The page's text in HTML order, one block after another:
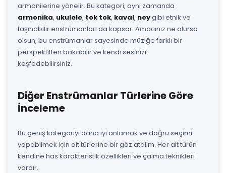
armonilerine yönelir. Bu kategori, aynı zamanda
armonika, ukulele, tok tok, kaval, neygibi etnik ve
taşınabilir enstrümanları da kapsar. Amacınız ne olursa
olsun, bu enstrümanlar sayesinde müziğe farklı bir
perspektiften bakabilir ve kendi sesinizi
keşfedebilirsiniz.
Diğer Enstrümanlar Türlerine Göre
İnceleme
Bu geniş kategoriyi daha iyi anlamak ve doğru seçimi
yapabilmek için alt türlerine bir göz atalım. Her alt türün
kendine has karakteristik özellikleri ve çalma teknikleri
vardır.